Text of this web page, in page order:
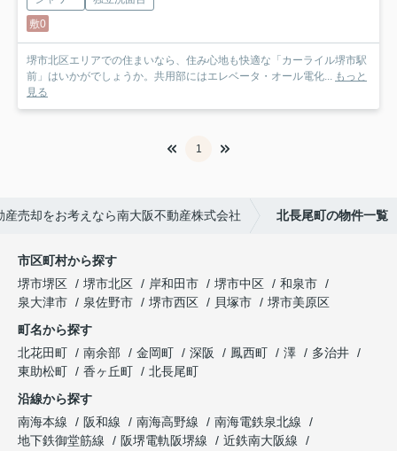
敷0
堺市北区エリアでの住まいなら、住み心地も快適な「カーライル堺市駅
前」はいかがでしょうか。共用部にはエレベータ・オール電化... もっと
見る
1
産売却をお考えなら南大阪不動産株式会社 北長尾町の物件一覧
市区町村から探す
堺市堺区
堺市北区 岸和田市 堺市中区
和泉市
泉大津市
泉佐野市 堺市西区 貝塚市
堺市美原区
町名から探す
北花田町
南余部 金岡町 深阪 鳳西町 澤
多治井
東助松町
香ヶ丘町
北長尾町
沿線から探す
南海本線
阪和線 南海高野線
南海電鉄泉北線
地下鉄御堂筋線
阪堺電軌阪堺線
近鉄南大阪線